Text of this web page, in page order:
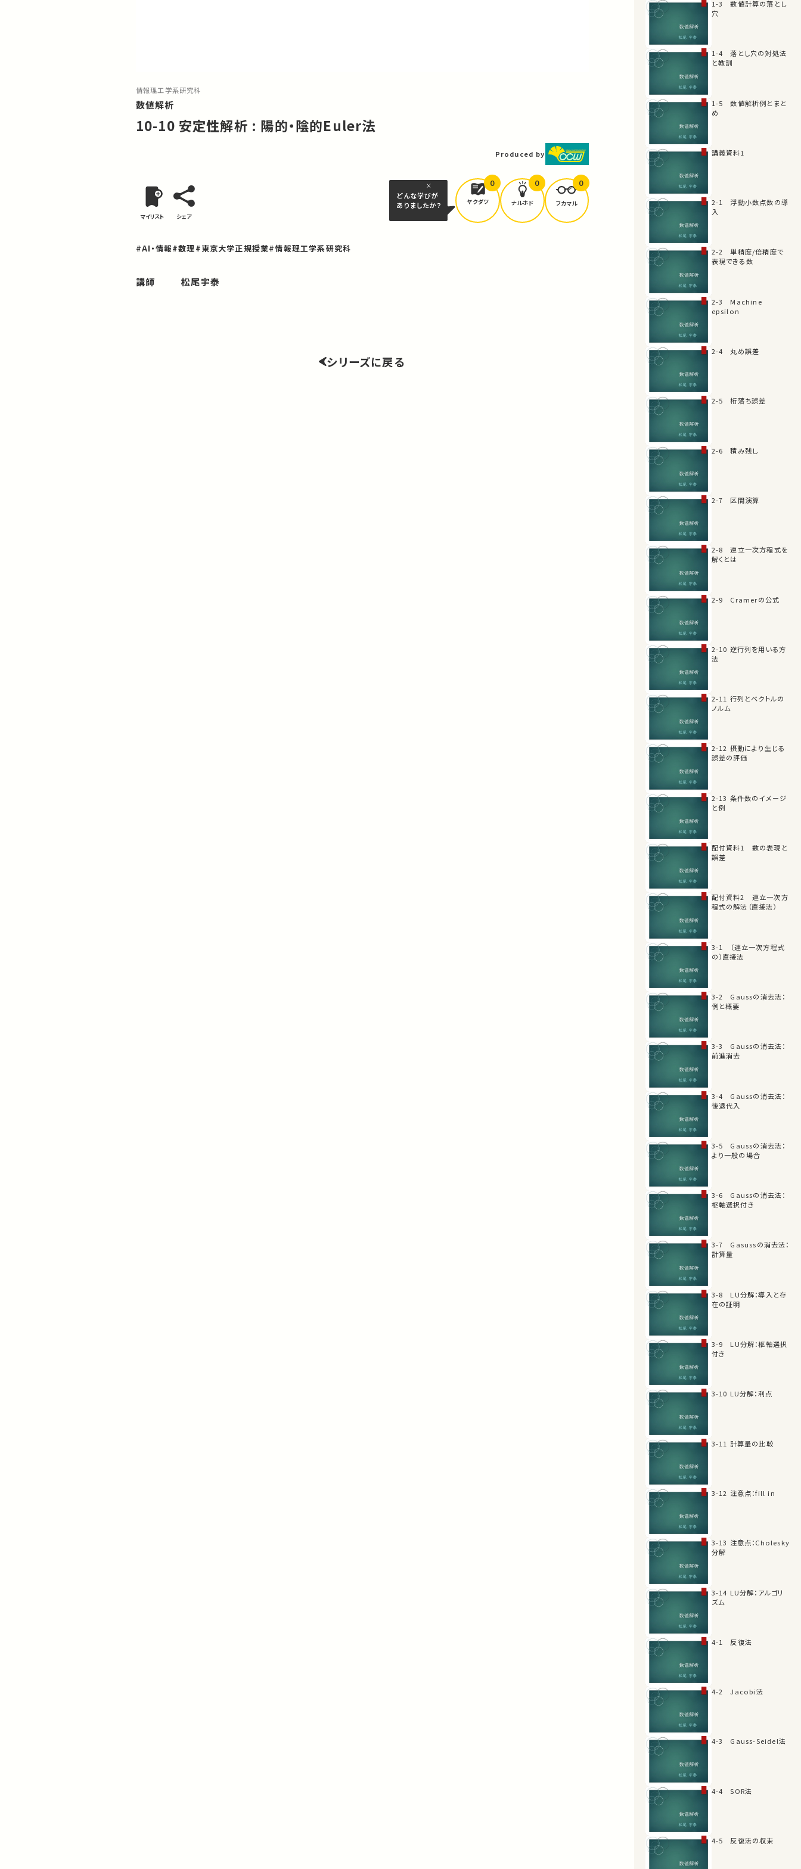
情報理工学系研究科
数値解析
10-10 安定性解析 : 陽的・陰的Euler法
Produced by
マイリスト シェア
どんな学びが
ありましたか？
ヤクダツ
0
ナルホド
0
フカマル
0
#AI・情報#数理#東京大学正規授業#情報理工学系研究科
講師 松尾宇泰
シリーズに戻る
1-3 数値計算の落とし
穴
1-4 落とし穴の対処法
と教訓
1-5 数値解析例とまと
め
講義資料1
2-1 浮動小数点数の導
入
2-2 単精度/倍精度で
表現できる数
2-3 Machine
epsilon
2-4 丸め誤差
2-5 桁落ち誤差
2-6 積み残し
2-7 区間演算
2-8 連立一次方程式を
解くとは
2-9 Cramerの公式
2-10 逆行列を用いる方
法
2-11 行列とベクトルの
ノルム
2-12 摂動により生じる
誤差の評価
2-13 条件数のイメージ
と例
配付資料1 数の表現と
誤差
配付資料2 連立一次方
程式の解法（直接法）
3-1 （連立一次方程式
の）直接法
3-2 Gaussの消去法：
例と概要
3-3 Gaussの消去法：
前進消去
3-4 Gaussの消去法：
後退代入
3-5 Gaussの消去法：
より一般の場合
3-6 Gaussの消去法：
枢軸選択付き
3-7 Gasussの消去法：
計算量
3-8 LU分解：導入と存
在の証明
3-9 LU分解：枢軸選択
付き
3-10 LU分解：利点
3-11 計算量の比較
3-12 注意点：fill in
3-13 注意点：Cholesky
分解
3-14 LU分解：アルゴリ
ズム
4-1 反復法
4-2 Jacobi法
4-3 Gauss-Seidel法
4-4 SOR法
4-5 反復法の収束